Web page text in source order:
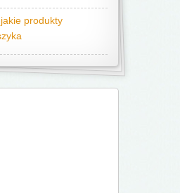
produkty